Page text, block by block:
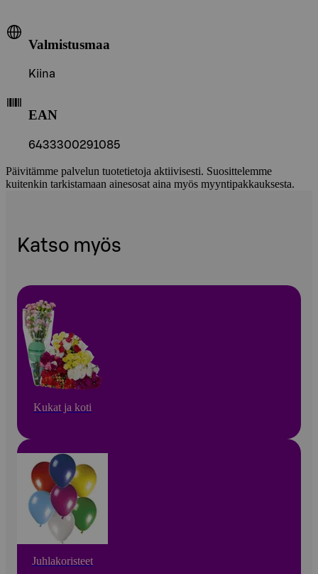
Valmistusmaa
Kiina
EAN
6433300291085
Päivitämme palvelun tuotetietoja aktiivisesti. Suosittelemme
kuitenkin tarkistamaan ainesosat aina myös myyntipakkauksesta.
Katso myös
Kukat ja koti
Juhlakoristeet